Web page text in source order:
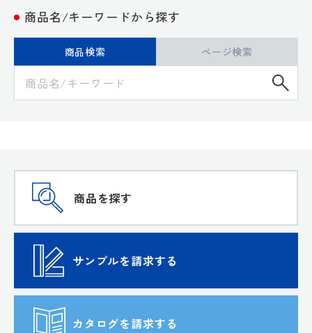
商品名/キーワードから探す
商品検索 ページ検索
商品を探す
サンプルを請求する
カタログを請求する